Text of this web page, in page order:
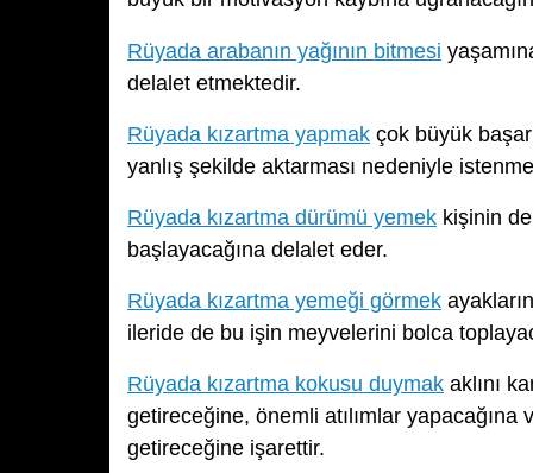
Rüyada arabanın yağının bitmesi
delalet etmektedir.
Rüyada kızartma yapmak çok büyük
yanlış şekilde aktarması nedeniyle
Rüyada kızartma dürümü yemek kişinin
başlayacağına delalet eder.
Rüyada kızartma yemeği görmek
ileride de bu işin meyvelerini bolca
Rüyada kızartma kokusu duymak aklını
getireceğine, önemli atılımlar
getireceğine işarettir.